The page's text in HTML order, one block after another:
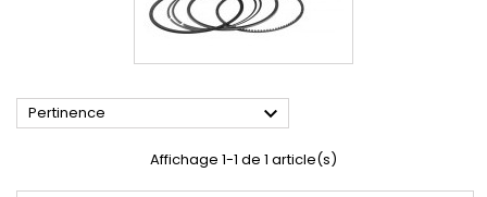
Pertinence 
Affichage 1-1 de 1 article(s)